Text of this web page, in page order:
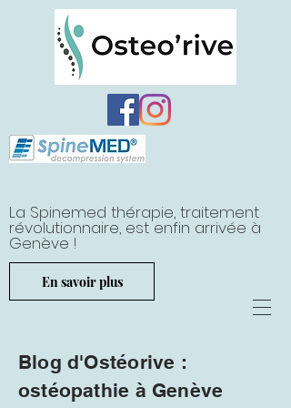
La Spinemed thérapie, traitement
révolutionnaire, est enfin arrivée à
Genève !
En savoir plus
Blog d'Ostéorive :
ostéopathie à Genève